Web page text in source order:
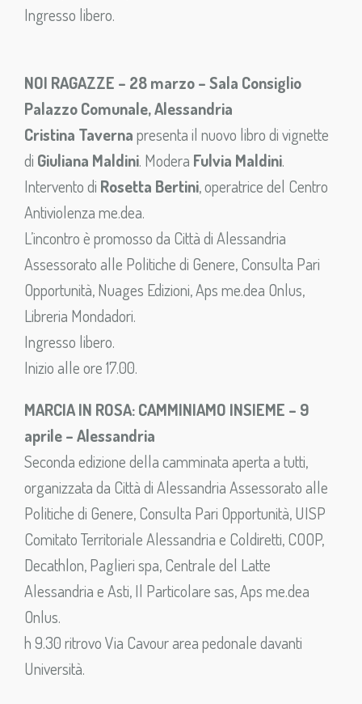
Ingresso libero.
NOI RAGAZZE – 28 marzo – Sala Consiglio
Palazzo Comunale, Alessandria
Cristina Tavernapresenta il nuovo libro di vignette
di Giuliana Maldini. Modera Fulvia Maldini.
Intervento di Rosetta Bertini, operatrice del Centro
Antiviolenza me.dea.
L’incontro è promosso da Città di Alessandria
Assessorato alle Politiche di Genere, Consulta Pari
Opportunità, Nuages Edizioni, Aps me.dea Onlus,
Libreria Mondadori.
Ingresso libero.
Inizio alle ore 17.00.
MARCIA IN ROSA: CAMMINIAMO INSIEME – 9
aprile – Alessandria
Seconda edizione della camminata aperta a tutti,
organizzata da Città di Alessandria Assessorato alle
Politiche di Genere, Consulta Pari Opportunità, UISP
Comitato Territoriale Alessandria e Coldiretti, COOP,
Decathlon, Paglieri spa, Centrale del Latte
Alessandria e Asti, Il Particolare sas, Aps me.dea
Onlus.
h 9.30 ritrovo Via Cavour area pedonale davanti
Università.